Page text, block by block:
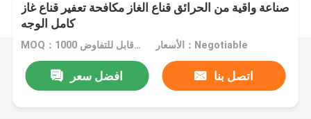
صناعة واقية من الحرائق قناع الغاز مكافحة تعفير قناع غاز
كامل الوجه
MOQ：1000 قطعة قابل للتفاوض الأسعار：Negotiable
افضل سعر اتصل بنا